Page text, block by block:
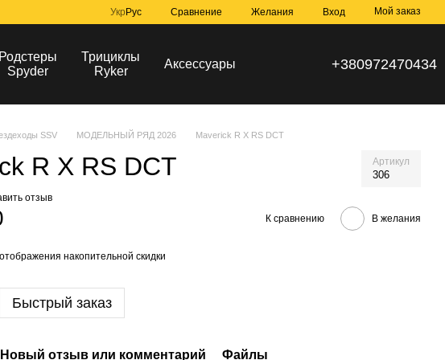
Укр Рус Сравнение Желания Вход Мой заказ
Родстеры
Spyder
Трициклы
Ryker
Аксессуары +380972470434
SSV МОДЕЛЬНЫЙ РЯД 2026 Maverick R X RS DCT
R X RS DCT Артикул
306
отзыв
К сравнению В желания
накопительной скидки
Быстрый заказ
Новый отзыв или комментарий
Файлы